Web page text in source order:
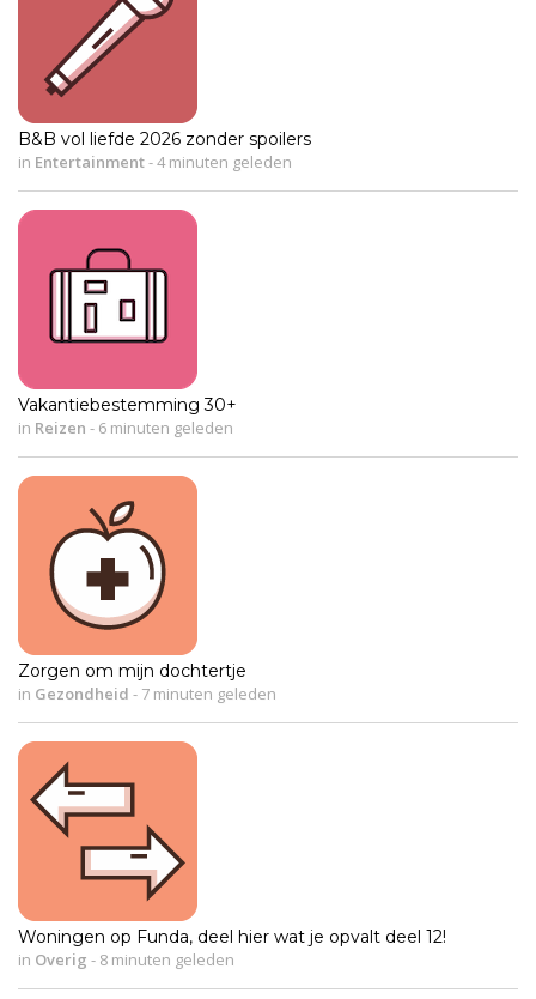
B&B vol liefde 2026 zonder spoilers
in Entertainment-4 minuten geleden
Vakantiebestemming 30+
in Reizen - 6 minuten geleden
Zorgen om mijn dochtertje
in Gezondheid - 7 minuten geleden
Woningen op Funda, deel hier wat je opvalt deel 12!
in Overig - 8 minuten geleden